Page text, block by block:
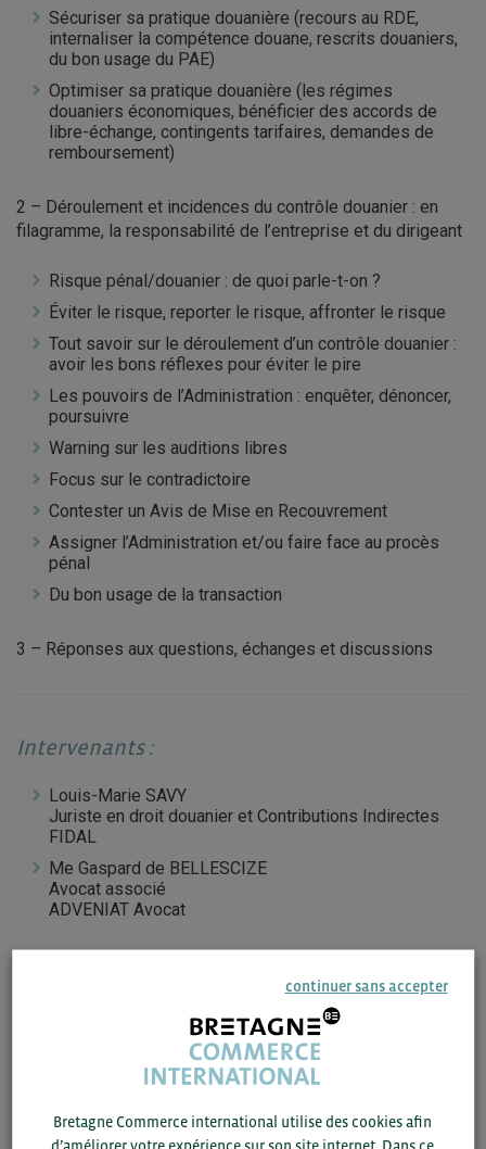
Sécuriser sa pratique douanière (recours au RDE,
internaliser la compétence douane, rescrits douaniers,
du bon usage du PAE)
Optimiser sa pratique douanière (les régimes
douaniers économiques, bénéficier des accords de
libre-échange, contingents tarifaires, demandes de
remboursement)
2 – Déroulement et incidences du contrôle douanier : en
filagramme, la responsabilité de l’entreprise et du dirigeant
Risque pénal/douanier : de quoi parle-t-on ?
Éviter le risque, reporter le risque, affronter le risque
Tout savoir sur le déroulement d’un contrôle douanier :
avoir les bons réflexes pour éviter le pire
Les pouvoirs de l’Administration : enquêter, dénoncer,
poursuivre
Warning sur les auditions libres
Focus sur le contradictoire
Contester un Avis de Mise en Recouvrement
Assigner l’Administration et/ou faire face au procès
pénal
Du bon usage de la transaction
3 – Réponses aux questions, échanges et discussions
Intervenants :
Louis-Marie SAVY
Juriste en droit douanier et Contributions Indirectes
FIDAL
Me Gaspard de BELLESCIZE
Avocat associé
ADVENIAT Avocat
ACCÉDEZ AU COMPTE-RENDU DE LA
REUNION SUR BCI INFO
continuer sans accepter
Bretagne Commerce international utilise des cookies afin
d’améliorer votre expérience sur son site internet. Dans ce